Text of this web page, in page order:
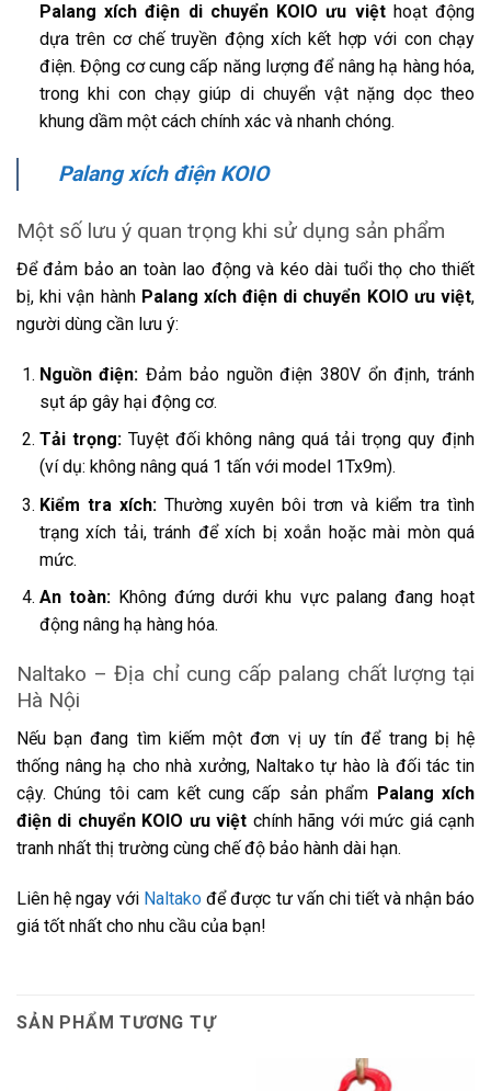
Palang xích điện di chuyển KOIO ưu việthoạt động
dựa trên cơ chế truyền động xích kết hợp với con chạy
điện. Động cơ cung cấp năng lượng để nâng hạ hàng hóa,
trong khi con chạy giúp di chuyển vật nặng dọc theo
khung dầm một cách chính xác và nhanh chóng.
Palang xích điện KOIO
Một số lưu ý quan trọng khi sử dụng sản phẩm
Để đảm bảo an toàn lao động và kéo dài tuổi thọ cho thiết
bị, khi vận hành Palang xích điện di chuyển KOIO ưu việt,
người dùng cần lưu ý:
Nguồn điện: Đảm bảo nguồn điện 380V ổn định, tránh
sụt áp gây hại động cơ.
Tải trọng:Tuyệt đối không nâng quá tải trọng quy định
(ví dụ: không nâng quá 1 tấn với model 1Tx9m).
Kiểm tra xích:Thường xuyên bôi trơn và kiểm tra tình
trạng xích tải, tránh để xích bị xoắn hoặc mài mòn quá
mức.
An toàn:Không đứng dưới khu vực palang đang hoạt
động nâng hạ hàng hóa.
Naltako – Địa chỉ cung cấp palang chất lượng tại
Hà Nội
Nếu bạn đang tìm kiếm một đơn vị uy tín để trang bị hệ
thống nâng hạ cho nhà xưởng, Naltako tự hào là đối tác tin
cậy. Chúng tôi cam kết cung cấp sản phẩm Palang xích
điện di chuyển KOIO ưu việt chính hãng với mức giá cạnh
tranh nhất thị trường cùng chế độ bảo hành dài hạn.
Liên hệ ngay với Naltako để được tư vấn chi tiết và nhận báo
giá tốt nhất cho nhu cầu của bạn!
SẢN PHẨM TƯƠNG TỰ